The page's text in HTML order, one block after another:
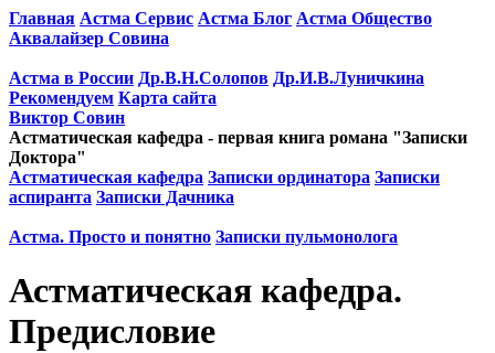
Главная Астма Сервис Астма Блог Астма Общество
Аквалайзер Совина
Астма в России Др.В.Н.Солопов Др.И.В.Луничкина
Рекомендуем Карта сайта
Виктор Совин
Астматическая кафедра - первая книга романа "Записки
Доктора"
Астматическая кафедра Записки ординатора Записки
аспиранта Записки Дачника
Астма. Просто и понятно Записки пульмонолога
Астматическая кафедра.
Предисловие